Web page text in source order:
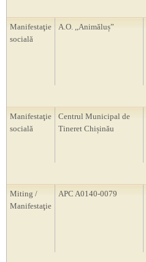
Manifestaţie
socială
A.O. ,,Animăluș”
Manifestaţie
socială
Centrul Municipal de
Tineret Chișinău
Miting /
Manifestaţie
APC A0140-0079